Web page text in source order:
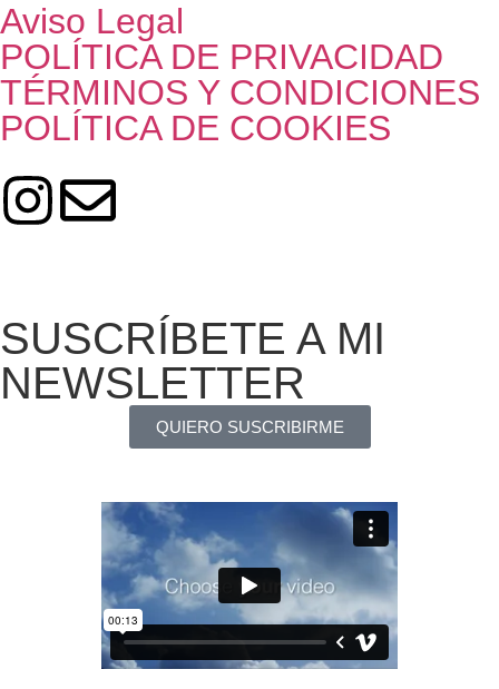
Aviso Legal
POLÍTICA DE PRIVACIDAD
TÉRMINOS Y CONDICIONES
POLÍTICA DE COOKIES
SUSCRÍBETE A MI
NEWSLETTER
QUIERO SUSCRIBIRME